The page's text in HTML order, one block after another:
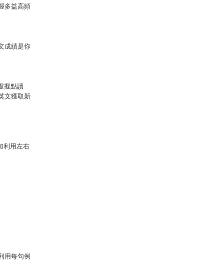
多益高頻
成績是你
擬點讀
文獲取新
利用左右
用每句例